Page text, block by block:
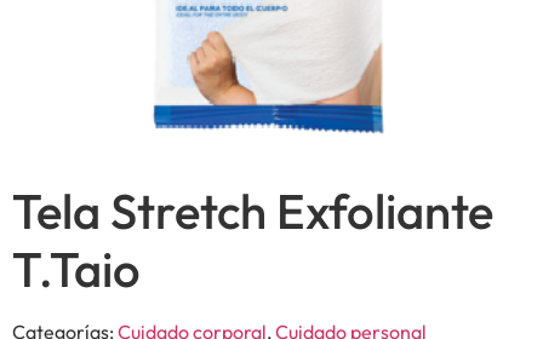
Tela Stretch Exfoliante
T.Taio
Categorías: Cuidado corporal,Cuidado personal